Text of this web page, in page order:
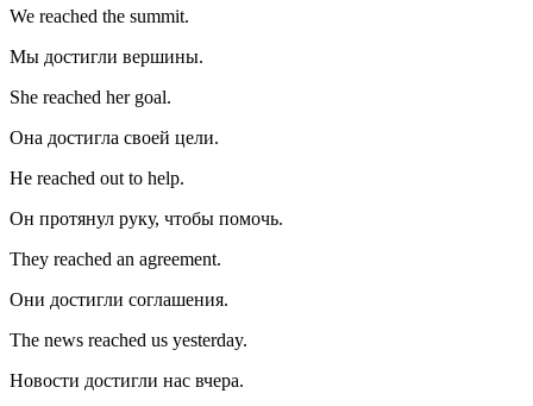
We reached the summit.
Мы достигли вершины.
She reached her goal.
Она достигла своей цели.
He reached out to help.
Он протянул руку, чтобы помочь.
They reached an agreement.
Они достигли соглашения.
The news reached us yesterday.
Новости достигли нас вчера.